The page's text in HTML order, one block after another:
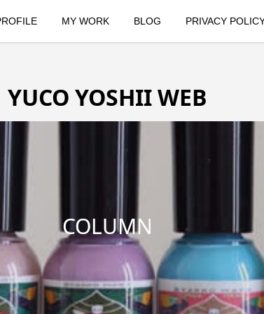
MY WORK BLOG PRIVACY
YUCO YOSHII WEB
COLUMN